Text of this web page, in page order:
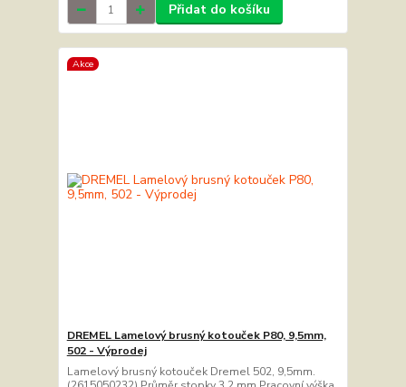
Přidat do košíku
Akce
DREMEL Lamelový brusný kotouček P80, 9,5mm,
502 - Výprodej
Lamelový brusný kotouček Dremel 502, 9,5mm.